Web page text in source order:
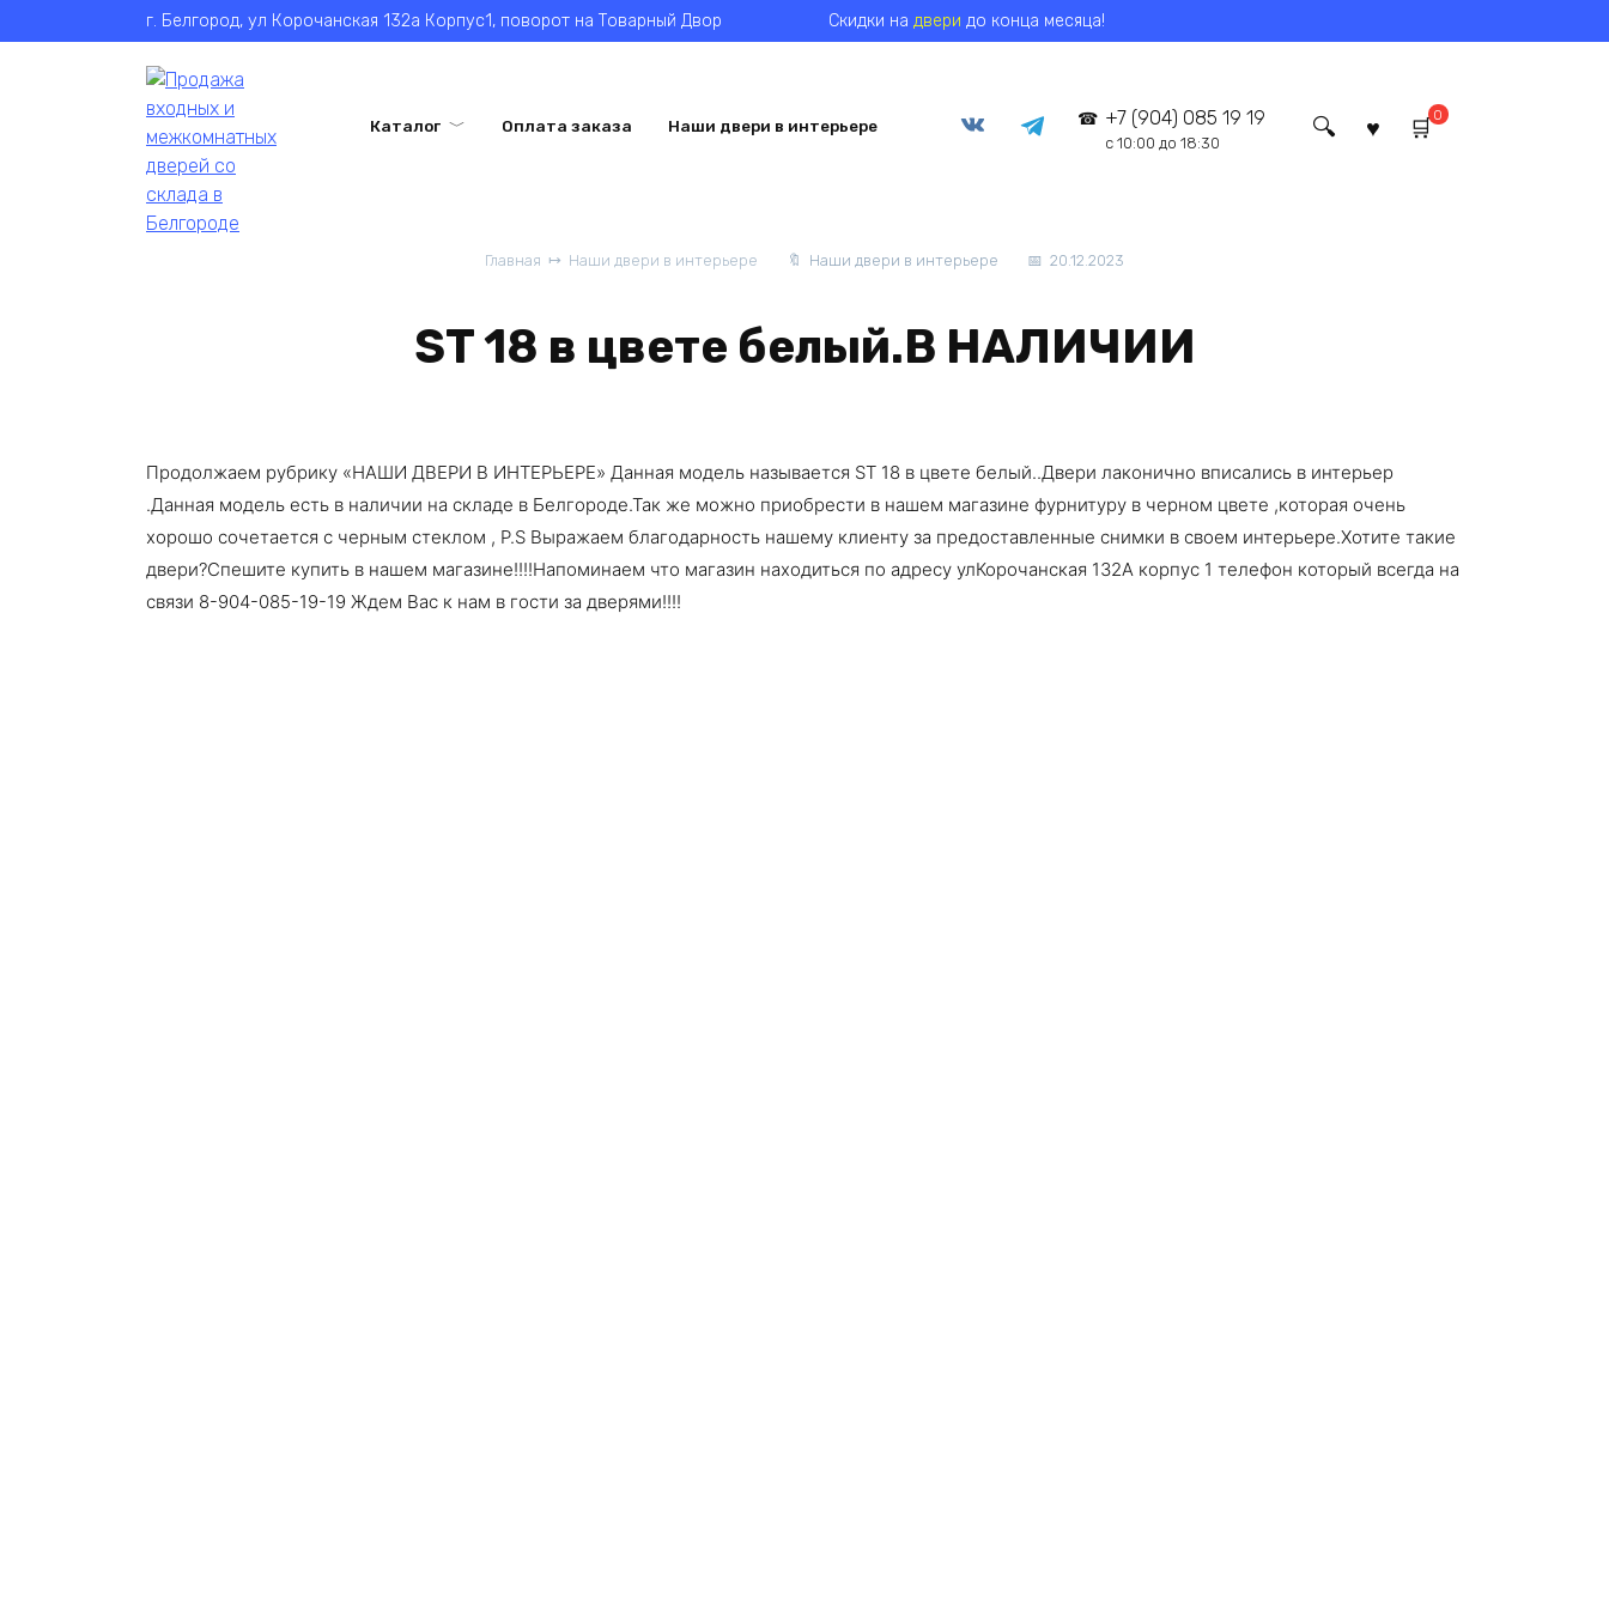
к
г. Белгород, ул Корочанская 132а Корпус1, поворот на Товарный Двор Скидки на двери до конца месяца!
Каталог Оплата заказа Наши двери в интерьере +7 (904) 085 19 19
с 10:00 до 18:30
0
Главная Наши двери в интерьере Наши двери в интерьере 20.12.2023
ST 18 в цвете белый.В НАЛИЧИИ
Продолжаем рубрику «НАШИ ДВЕРИ В ИНТЕРЬЕРЕ» Данная модель называется ST 18 в цвете белый..Двери лаконично вписались в интерьер
.Данная модель есть в наличии на складе в Белгороде.Так же можно приобрести в нашем магазине фурнитуру в черном цвете ,которая очень
хорошо сочетается с черным стеклом , P.S Выражаем благодарность нашему клиенту за предоставленные снимки в своем интерьере.Хотите такие
двери?Спешите купить в нашем магазине!!!!Напоминаем что магазин находиться по адресу улКорочанская 132А корпус 1 телефон который всегда на
связи 8-904-085-19-19 Ждем Вас к нам в гости за дверями!!!!